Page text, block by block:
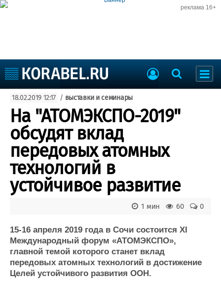
реклама 16+
Судоходство
Судоремонт
События
Пресс-релизы
Порты
Рыболовство
ВМФ
Образование
Яхты и катера
Еще
Компании
Репутация
Крюинг
Торговая площадка
Доска объявлений
Оборудование
Изделия
Материалы
18.02.2019 12:17 / выставки и семинары
На "АТОМЭКСПО-2019"
обсудят вклад
передовых атомных
технологий в
устойчивое развитие
0
60
1 мин
15-16 апреля 2019 года в Сочи состоится XI
Международный форум «АТОМЭКСПО»,
главной темой которого станет вклад
передовых атомных технологий в достижение
Целей устойчивого развития ООН.